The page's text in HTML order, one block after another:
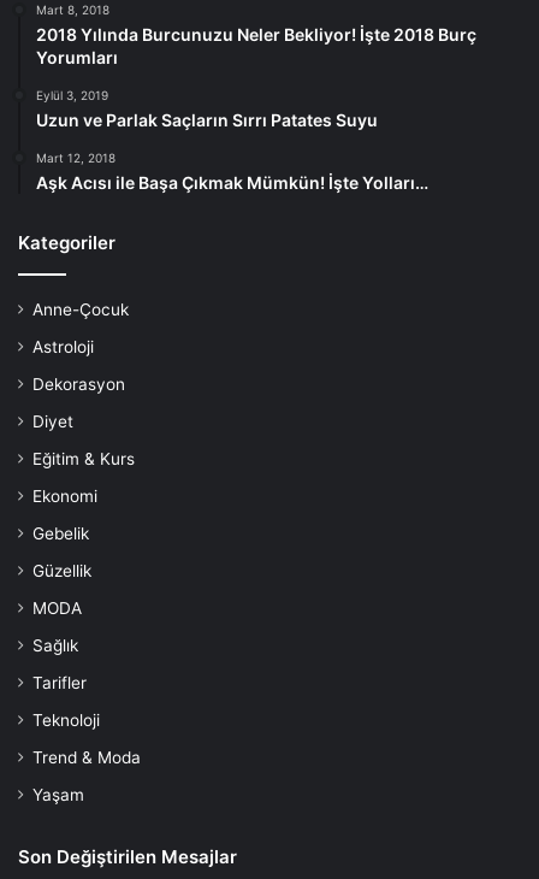
Mart 8, 2018
2018 Yılında Burcunuzu Neler Bekliyor! İşte 2018 Burç
Yorumları
Eylül 3, 2019
Uzun ve Parlak Saçların Sırrı Patates Suyu
Mart 12, 2018
Aşk Acısı ile Başa Çıkmak Mümkün! İşte Yolları…
Kategoriler
Anne-Çocuk
Astroloji
Dekorasyon
Diyet
Eğitim & Kurs
Ekonomi
Gebelik
Güzellik
MODA
Sağlık
Tarifler
Teknoloji
Trend & Moda
Yaşam
Son Değiştirilen Mesajlar